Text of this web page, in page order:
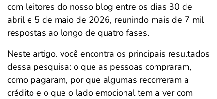
com leitores do nosso blog entre os dias 30 de
abril e 5 de maio de 2026, reunindo mais de 7 mil
respostas ao longo de quatro fases.
Neste artigo, você encontra os principais resultados
dessa pesquisa: o que as pessoas compraram,
como pagaram, por que algumas recorreram a
crédito e o que o lado emocional tem a ver com